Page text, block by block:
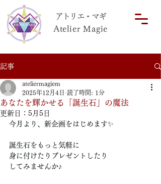
アトリエ・マギ
Atelier Magie
記事
あなたを輝かせる「誕生石」の魔法
ateliermagiem
2025年12月4日 読了時間: 1分
更新日： 5月5日
今月より、新企画をはじめます✨
誕生石をもっと気軽に
身に付けたりプレゼントしたり
してみませんか♪